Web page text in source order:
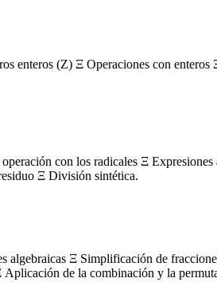
enteros (Z) Ξ Operaciones con
con los radicales Ξ Expresiones
Ξ División sintética.
Ξ Simplificación de
de la combinación y la